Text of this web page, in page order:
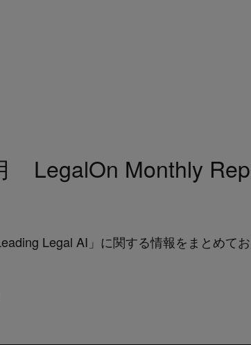
LegalOn Monthly
Legal AI」に関する情報をまとめ